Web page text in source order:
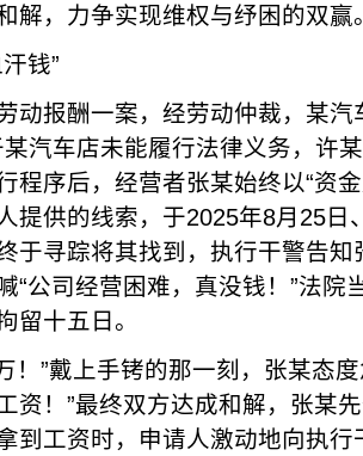
解，力争实现维权与纾困的双赢
钱”
动报酬一案，经劳动仲裁，某
汽车店未能履行法律义务，许
程序后，经营者张某始终以“资
提供的线索，于2025年8月25日
于寻踪将其找到，执行干警告
“公司经营困难，真没钱！”法院
留十五日。
！”戴上手铐的那一刻，张某态
资！”最终双方达成和解，张某
到工资时，申请人激动地向执行